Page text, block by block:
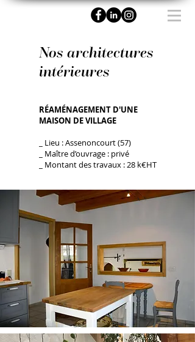
Nos architectures
intérieures
RÉAMÉNAGEMENT D'UNE
MAISON DE VILLAGE
_ Lieu : Assenoncourt (57)
_ Maître d’ouvrage : privé
_ Montant des travaux : 28 k€HT